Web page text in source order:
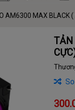
AM6300 MAX BLACK (
TẢN